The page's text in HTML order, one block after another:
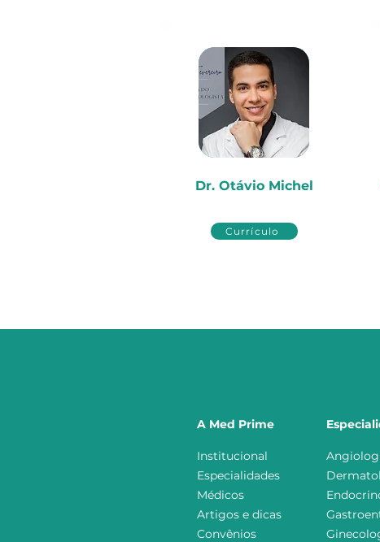
Dr. Otávio Michel
Currículo
A Med Prime
Institucional
Especialidades
Médicos
Artigos e dicas
Convênios